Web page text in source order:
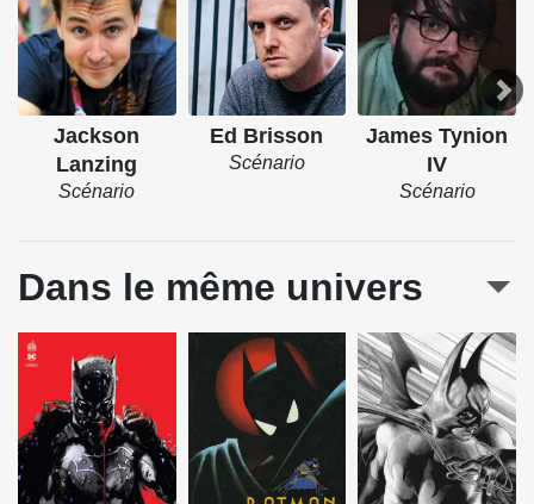
Jackson
Lanzing
Scénario
Ed Brisson
Scénario
James Tynion
IV
Scénario
Dans le même univers